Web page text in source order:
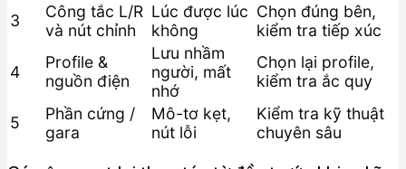
3
Công tắc L/R
và nút chỉnh
Lúc được lúc
không
Chọn đúng bên,
kiểm tra tiếp xúc
4
Profile &
nguồn điện
Lưu nhầm
người, mất
nhớ
Chọn lại profile,
kiểm tra ắc quy
5
Phần cứng /
gara
Mô-tơ kẹt,
nút lỗi
Kiểm tra kỹ thuật
chuyên sâu